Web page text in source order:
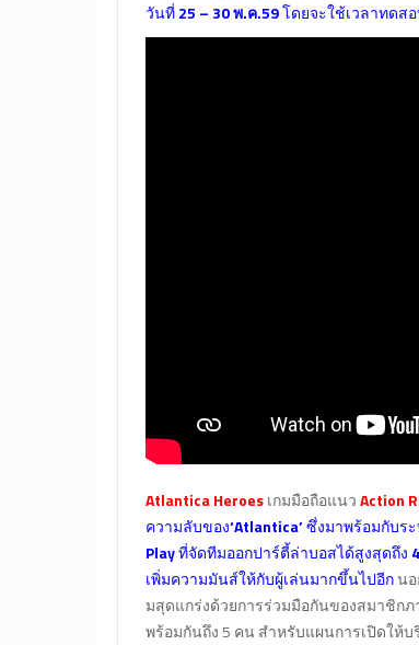
วันที่25 – 30 พ.ค.59โดยจะใช้เวลาทดส
Atlantica HeroesเกมมือถือแนวAction
ความลับของ‘Atlantica’ซึ่งมาพร้อมกับร
Playที่จัดทีมออกปาร์ตี้ล่าบอสได้สูงสุดถึง 4
เพิ่มความมันส์ให้กับผู้เล่นมากขึ้นไปอีกนอ
มสุดแกร่งด้วยการร่วมมือกันของสมาชิก
พร้อมกันถึง 5 คน สำหรับแผนการเปิดให้